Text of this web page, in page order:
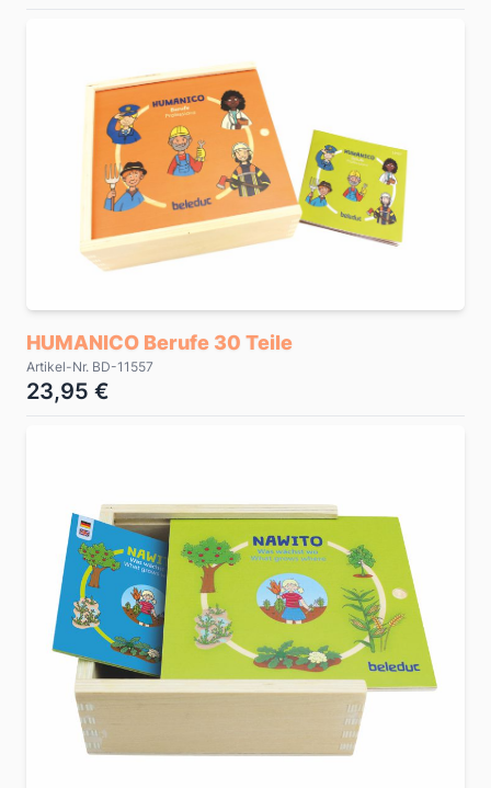
HUMANICO Berufe 30 Teile
Artikel-Nr. BD-11557
23,95 €